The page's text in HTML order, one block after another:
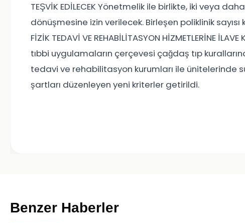
TEŞVİK EDİLECEK Yönetmelik ile birlikte, iki veya
dönüşmesine izin verilecek. Birleşen poliklinik
FİZİK TEDAVİ VE REHABİLİTASYON HİZMETLERİNE
tıbbi uygulamaların çerçevesi çağdaş tıp
tedavi ve rehabilitasyon kurumları ile ünitelerinde
şartları düzenleyen yeni kriterler getirildi.
Benzer Haberler